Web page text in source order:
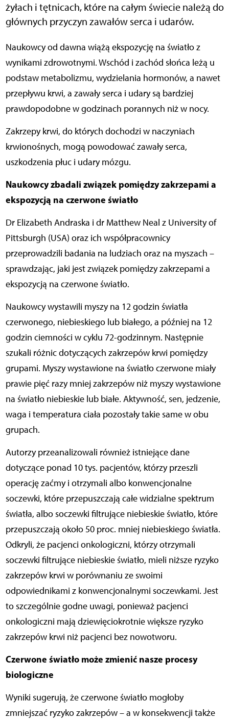
żyłach i tętnicach, które na całym świecie należą do
głównych przyczyn zawałów serca i udarów.
Naukowcy od dawna wiążą ekspozycję na światło z
wynikami zdrowotnymi. Wschód i zachód słońca leżą u
podstaw metabolizmu, wydzielania hormonów, a nawet
przepływu krwi, a zawały serca i udary są bardziej
prawdopodobne w godzinach porannych niż w nocy.
Zakrzepy krwi, do których dochodzi w naczyniach
krwionośnych, mogą powodować zawały serca,
uszkodzenia płuc i udary mózgu.
Naukowcy zbadali związek pomiędzy zakrzepami a
ekspozycją na czerwone światło
Dr Elizabeth Andraska i dr Matthew Neal z University of
Pittsburgh (USA) oraz ich współpracownicy
przeprowadzili badania na ludziach oraz na myszach –
sprawdzając, jaki jest związek pomiędzy zakrzepami a
ekspozycją na czerwone światło.
Naukowcy wystawili myszy na 12 godzin światła
czerwonego, niebieskiego lub białego, a później na 12
godzin ciemności w cyklu 72-godzinnym. Następnie
szukali różnic dotyczących zakrzepów krwi pomiędzy
grupami. Myszy wystawione na światło czerwone miały
prawie pięć razy mniej zakrzepów niż myszy wystawione
na światło niebieskie lub białe. Aktywność, sen, jedzenie,
waga i temperatura ciała pozostały takie same w obu
grupach.
Autorzy przeanalizowali również istniejące dane
dotyczące ponad 10 tys. pacjentów, którzy przeszli
operację zaćmy i otrzymali albo konwencjonalne
soczewki, które przepuszczają całe widzialne spektrum
światła, albo soczewki filtrujące niebieskie światło, które
przepuszczają około 50 proc. mniej niebieskiego światła.
Odkryli, że pacjenci onkologiczni, którzy otrzymali
soczewki filtrujące niebieskie światło, mieli niższe ryzyko
zakrzepów krwi w porównaniu ze swoimi
odpowiednikami z konwencjonalnymi soczewkami. Jest
to szczególnie godne uwagi, ponieważ pacjenci
onkologiczni mają dziewięciokrotnie większe ryzyko
zakrzepów krwi niż pacjenci bez nowotworu.
Czerwone światło może zmienić nasze procesy
biologiczne
Wyniki sugerują, że czerwone światło mogłoby
zmniejszać ryzyko zakrzepów – a w konsekwencji także